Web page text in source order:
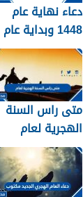
دعاء نهاية عام
1448 وبداية عام
1449
متى راس السنة
الهجرية لعام
2026